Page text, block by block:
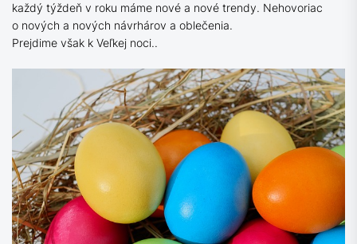
každý týždeň v roku máme nové a nové trendy. Nehovoriac
o nových a nových návrhárov a oblečenia.
Prejdime však k Veľkej noci..